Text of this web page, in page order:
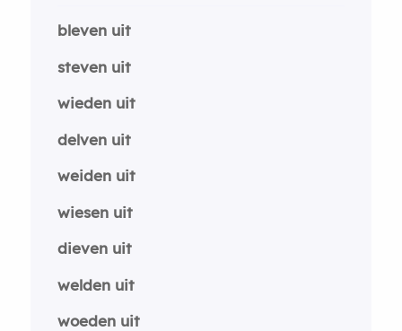
bleven uit
steven uit
wieden uit
delven uit
weiden uit
wiesen uit
dieven uit
welden uit
woeden uit